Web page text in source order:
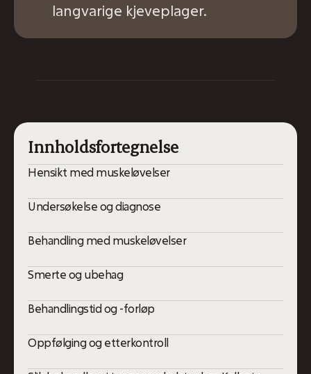
langvarige kjeveplager.
Innholdsfortegnelse
Hensikt med muskeløvelser
Undersøkelse og diagnose
Behandling med muskeløvelser
Smerte og ubehag
Behandlingstid og -forløp
Oppfølging og etterkontroll